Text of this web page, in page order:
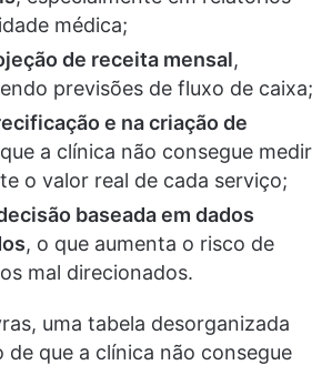
médica;
de receita mensal,
previsões de fluxo de caixa;
e na criação de
a clínica não consegue medir
o valor real de cada serviço;
baseada em dados
, o que aumenta o risco de
mal direcionados.
uma tabela desorganizada
de que a clínica não consegue